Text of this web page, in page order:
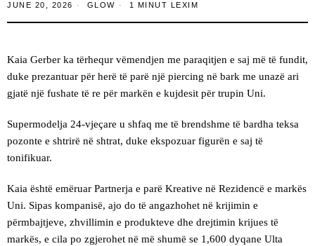
JUNE 20, 2026 GLOW 1 MINUT LEXIM
Kaia Gerber ka tërhequr vëmendjen me paraqitjen e saj më të fundit,
duke prezantuar për herë të parë një piercing në bark me unazë ari
gjatë një fushate të re për markën e kujdesit për trupin Uni.
Supermodelja 24-vjeçare u shfaq me të brendshme të bardha teksa
pozonte e shtrirë në shtrat, duke ekspozuar figurën e saj të
tonifikuar.
Kaia është emëruar Partnerja e parë Kreative në Rezidencë e markës
Uni. Sipas kompanisë, ajo do të angazhohet në krijimin e
përmbajtjeve, zhvillimin e produkteve dhe drejtimin krijues të
markës, e cila po zgjerohet në më shumë se 1,600 dyqane Ulta